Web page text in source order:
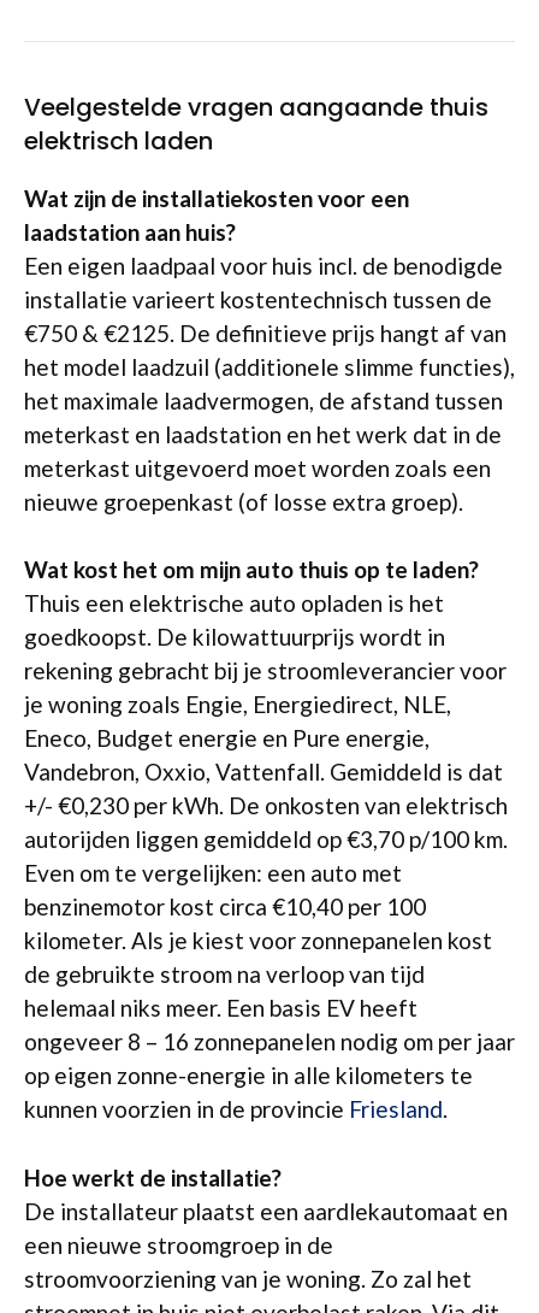
Veelgestelde vragen aangaande thuis
elektrisch laden
Wat zijn de installatiekosten voor een
laadstation aan huis?
Een eigen laadpaal voor huis incl. de benodigde
installatie varieert kostentechnisch tussen de
€750 & €2125. De definitieve prijs hangt af van
het model laadzuil (additionele slimme functies),
het maximale laadvermogen, de afstand tussen
meterkast en laadstation en het werk dat in de
meterkast uitgevoerd moet worden zoals een
nieuwe groepenkast (of losse extra groep).
Wat kost het om mijn auto thuis op te laden?
Thuis een elektrische auto opladen is het
goedkoopst. De kilowattuurprijs wordt in
rekening gebracht bij je stroomleverancier voor
je woning zoals Engie, Energiedirect, NLE,
Eneco, Budget energie en Pure energie,
Vandebron, Oxxio, Vattenfall. Gemiddeld is dat
+/- €0,230 per kWh. De onkosten van elektrisch
autorijden liggen gemiddeld op €3,70 p/100 km.
Even om te vergelijken: een auto met
benzinemotor kost circa €10,40 per 100
kilometer. Als je kiest voor zonnepanelen kost
de gebruikte stroom na verloop van tijd
helemaal niks meer. Een basis EV heeft
ongeveer 8 – 16 zonnepanelen nodig om per jaar
op eigen zonne-energie in alle kilometers te
kunnen voorzien in de provincie Friesland.
Hoe werkt de installatie?
De installateur plaatst een aardlekautomaat en
een nieuwe stroomgroep in de
stroomvoorziening van je woning. Zo zal het